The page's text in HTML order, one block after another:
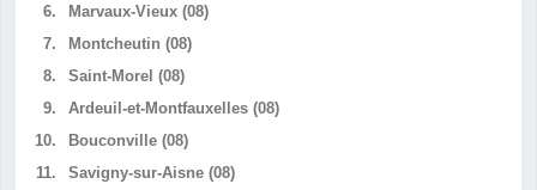
6.
Marvaux-Vieux (08)
7.
Montcheutin (08)
8.
Saint-Morel (08)
9.
Ardeuil-et-Montfauxelles (08)
10.
Bouconville (08)
11.
Savigny-sur-Aisne (08)